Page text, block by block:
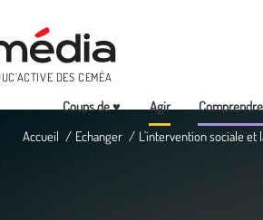
DES CEMÉA
Menu
Coups de ♥ Agir Comprendre
Accueil Echanger L'intervention sociale et